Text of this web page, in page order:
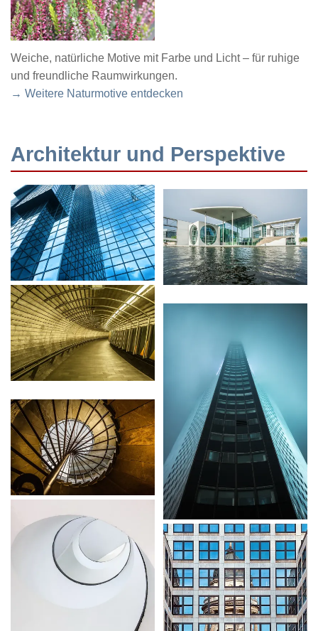
Weiche, natürliche Motive mit Farbe und Licht – für ruhige
und freundliche Raumwirkungen.
→ Weitere Naturmotive entdecken
Architektur und Perspektive